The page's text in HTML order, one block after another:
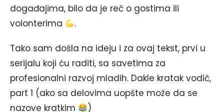
događajima, bilo da je reč o gostima ili
volonterima
.
Tako sam došla na ideju i za ovaj tekst, prvi u
serijalu koji ću raditi, sa savetima za
profesionalni razvoj mladih. Dakle kratak vodič,
part 1 (ako sa delovima uopšte može da se
nazove kratkim
)